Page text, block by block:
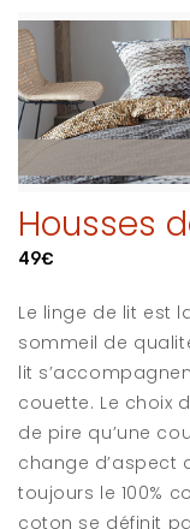
Housses
49€
Le linge de lit est
sommeil de
lit
couette. Le choix
de pire qu’une
change d’aspect
toujours le 100%
coton se définit